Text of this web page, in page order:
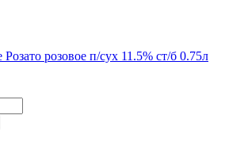
розовое п/сух 11.5% ст/б 0.75л